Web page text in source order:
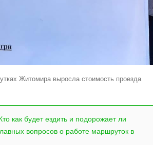
Житомира выросла стоимость проезда
как будет ездить и подорожает ли
вопросов о работе маршруток в